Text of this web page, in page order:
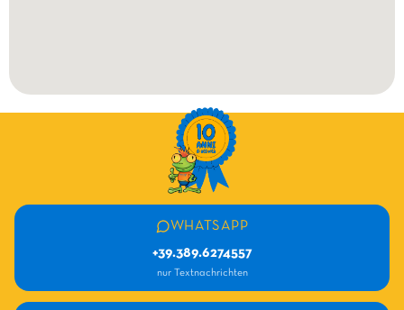
WHATSAPP
+39.389.6274557
nur Textnachrichten